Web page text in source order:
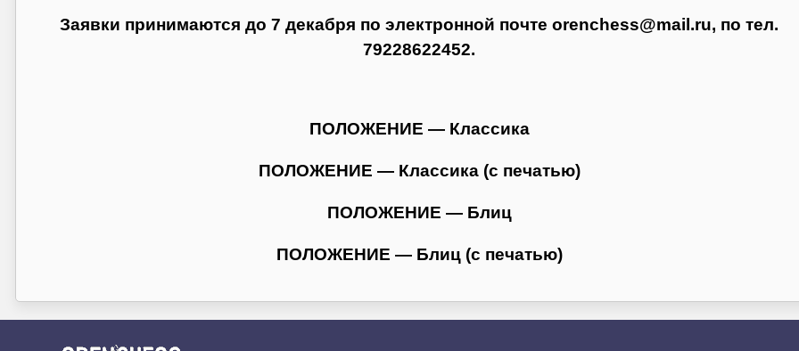
Заявки принимаютсядо 7 декабря по электронной почте orenchess@mail.ru, по тел.
79228622452.
ПОЛОЖЕНИЕ — Классика
ПОЛОЖЕНИЕ — Классика (с печатью)
ПОЛОЖЕНИЕ — Блиц
ПОЛОЖЕНИЕ — Блиц (с печатью)